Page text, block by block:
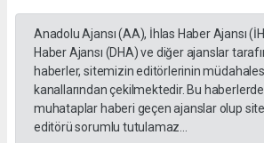
Anadolu Ajansı (AA), İhlas Haber Ajansı
Haber Ajansı (DHA) ve diğer ajanslar
haberler, sitemizin editörlerinin
kanallarından çekilmektedir. Bu
muhataplar haberi geçen ajanslar olup
editörü sorumlu tutulamaz...